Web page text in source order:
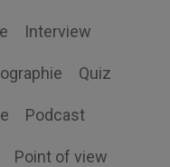
Interview
Quiz
Podcast
Point of view